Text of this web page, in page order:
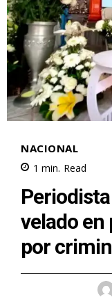
NACIONAL
1 min. Read
velado
por